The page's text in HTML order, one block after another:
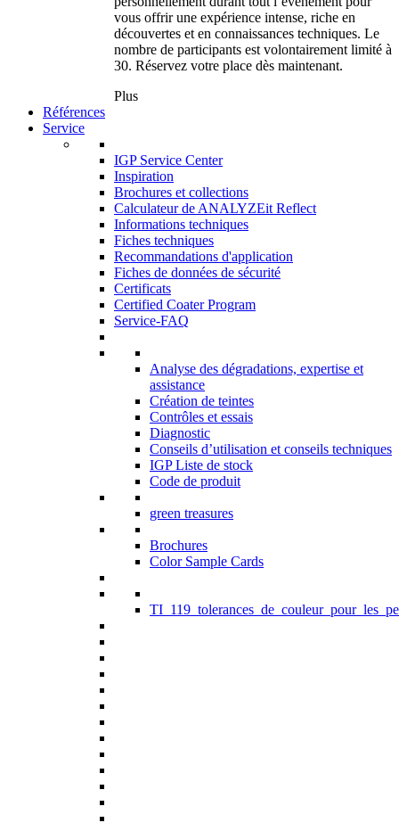
vous offrir une expérience intense, riche en
découvertes et en connaissances techniques. Le
nombre de participants est volontairement limité à
30. Réservez votre place dès maintenant.
Plus
Références
Service
IGP Service Center
Inspiration
Brochures et collections
Calculateur de ANALYZEit Reflect
Informations techniques
Fiches techniques
Recommandations d'application
Fiches de données de sécurité
Certificats
Certified Coater Program
Service-FAQ
Analyse des dégradations, expertise et
assistance
Création de teintes
Contrôles et essais
Diagnostic
Conseils d’utilisation et conseils techniques
IGP Liste de stock
Code de produit
green treasures
Brochures
Color Sample Cards